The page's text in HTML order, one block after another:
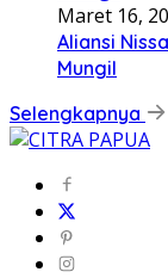
Maret 16,
Aliansi
Mungil
Selengkapnya